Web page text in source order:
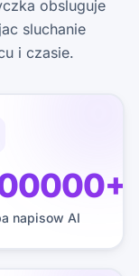
obsluguje
sluchanie
i czasie.
napisow AI